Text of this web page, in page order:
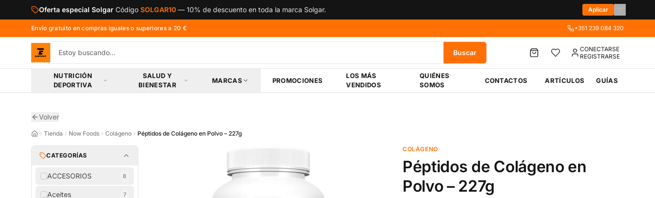
Saltar al contenido principal
Oferta especial Solgar Código SOLGAR10 — 10% de descuento en toda la marca Solgar. Aplicar
Envío gratuito en compras iguales o superiores a 20 € +351 239 084 320
Buscar
CONECTARSE
REGISTRARSE
NUTRICIÓN
DEPORTIVA
SALUD Y
BIENESTAR
MARCAS PROMOCIONES
LOS MÁS
VENDIDOS
QUIÉNES
SOMOS
CONTACTOS ARTÍCULOS GUÍAS
Volver
Tienda Now Foods Colágeno Péptidos de Colágeno en Polvo – 227g
CATEGORÍAS
ACCESORIOS 8
Aceites 7
COLÁGENO
Péptidos de Colágeno en
Polvo – 227g